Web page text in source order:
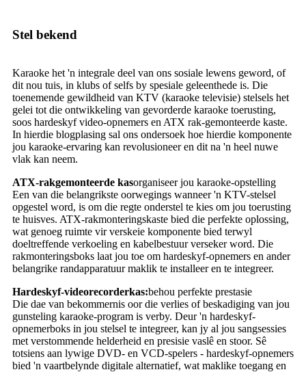
Stel bekend
Karaoke het 'n integrale deel van ons sosiale lewens geword, of
dit nou tuis, in klubs of selfs by spesiale geleenthede is. Die
toenemende gewildheid van KTV (karaoke televisie) stelsels het
gelei tot die ontwikkeling van gevorderde karaoke toerusting,
soos hardeskyf video-opnemers en ATX rak-gemonteerde kaste.
In hierdie blogplasing sal ons ondersoek hoe hierdie komponente
jou karaoke-ervaring kan revolusioneer en dit na 'n heel nuwe
vlak kan neem.
ATX-rakgemonteerde kasorganiseer jou karaoke-opstelling
Een van die belangrikste oorwegings wanneer 'n KTV-stelsel
opgestel word, is om die regte onderstel te kies om jou toerusting
te huisves. ATX-rakmonteringskaste bied die perfekte oplossing,
wat genoeg ruimte vir verskeie komponente bied terwyl
doeltreffende verkoeling en kabelbestuur verseker word. Die
rakmonteringsboks laat jou toe om hardeskyf-opnemers en ander
belangrike randapparatuur maklik te installeer en te integreer.
Hardeskyf-videorecorderkas:behou perfekte prestasie
Die dae van bekommernis oor die verlies of beskadiging van jou
gunsteling karaoke-program is verby. Deur 'n hardeskyf-
opnemerboks in jou stelsel te integreer, kan jy al jou sangsessies
met verstommende helderheid en presisie vaslê en stoor. Sê
totsiens aan lywige DVD- en VCD-spelers - hardeskyf-opnemers
bied 'n vaartbelynde digitale alternatief, wat maklike toegang en